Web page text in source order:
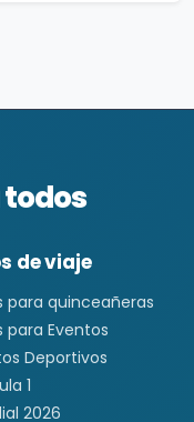
todos
de viaje
para quinceañeras
para Eventos
Deportivos
1
2026